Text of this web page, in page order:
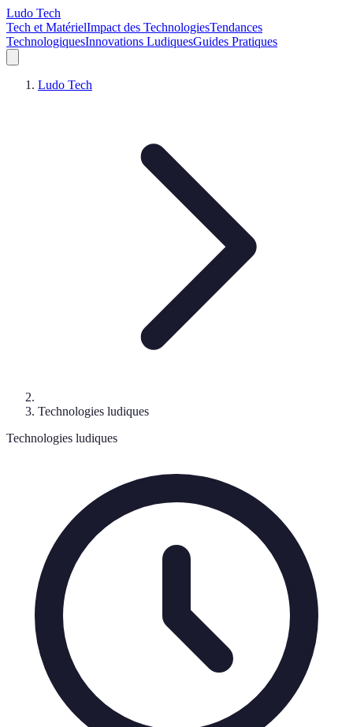
Ludo Tech
Tech et MatérielImpact des TechnologiesTendances
TechnologiquesInnovations LudiquesGuides Pratiques
Ludo Tech
Technologies ludiques
Technologies ludiques